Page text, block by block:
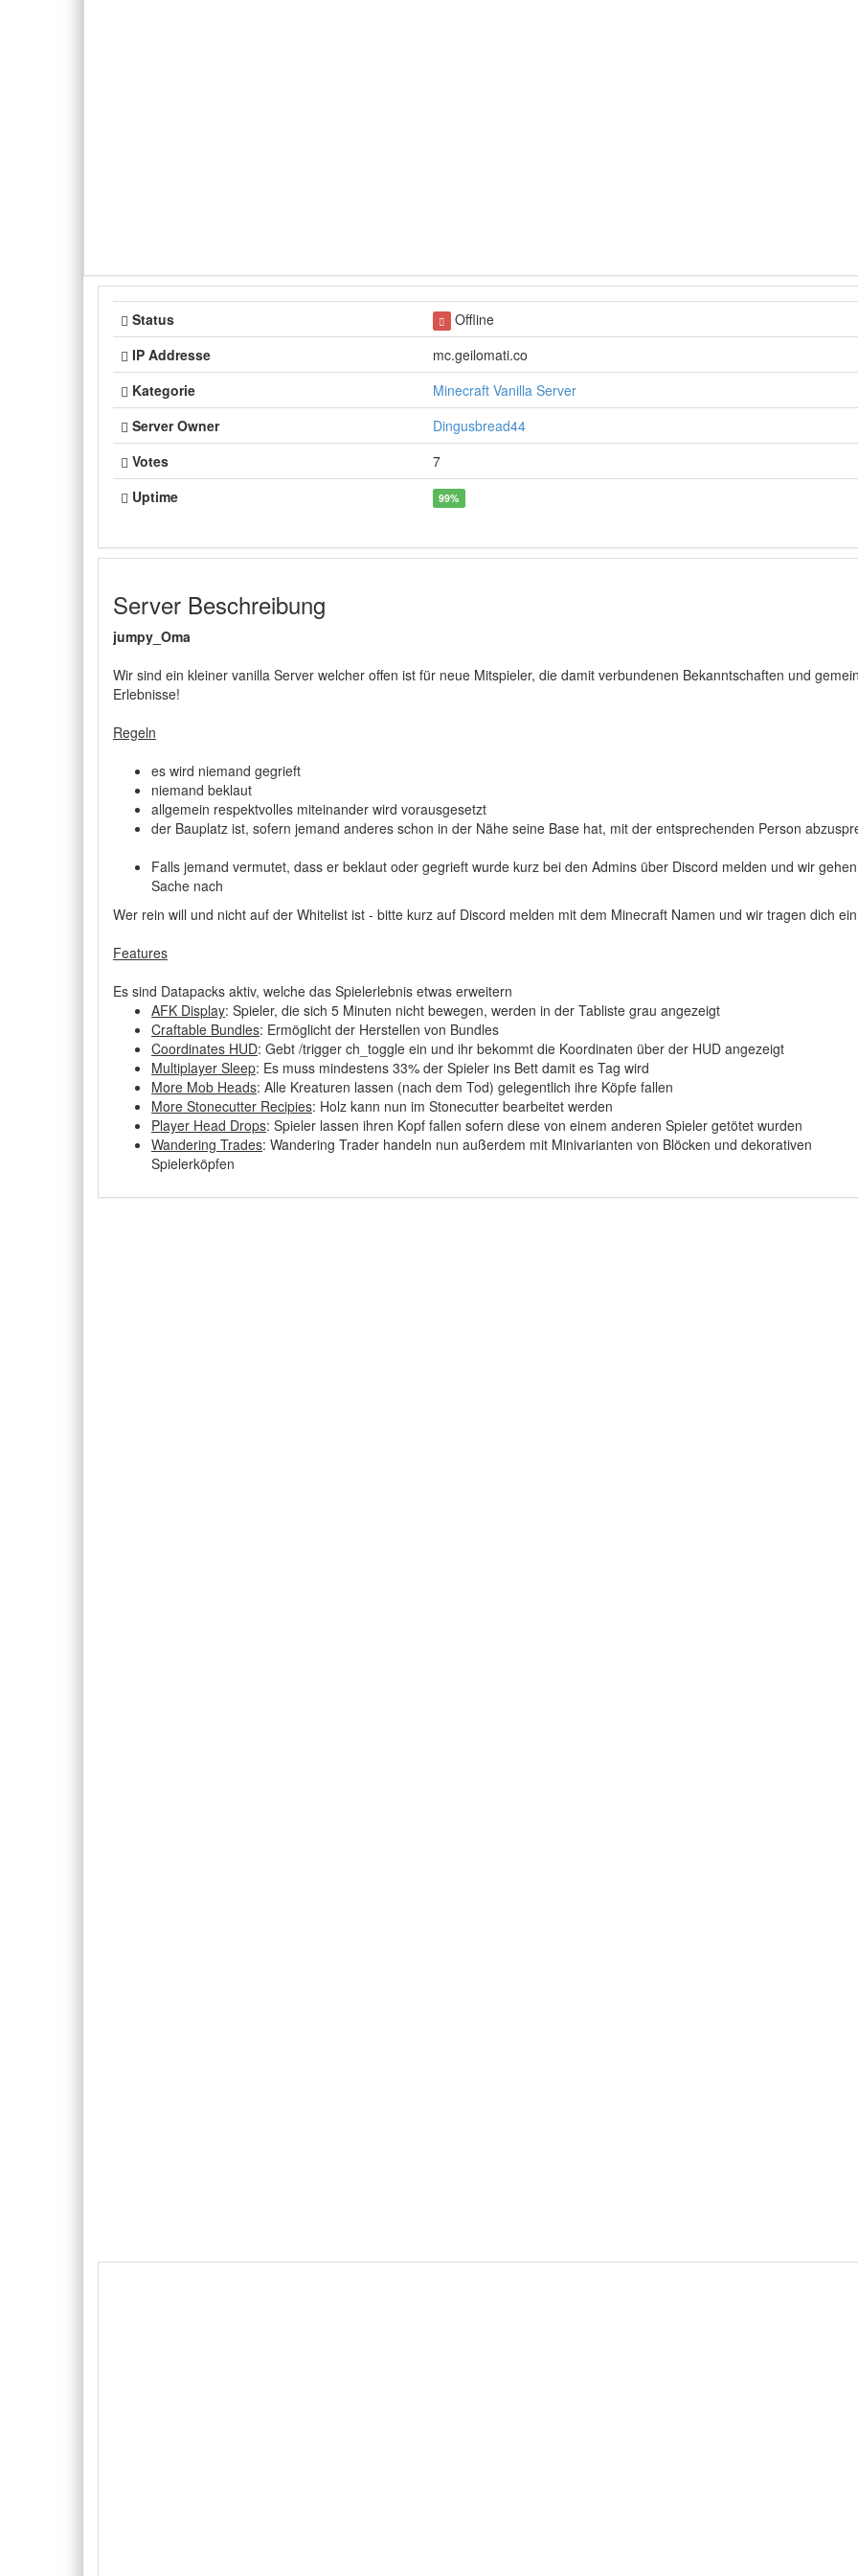
Status
Offline
IP Addresse
mc.geilomati.co
Kategorie
Minecraft Vanilla Server
Server Owner
Dingusbread44
Votes
7
Uptime
99%
Server Beschreibung
jumpy_Oma
Wir sind ein kleiner vanilla Server welcher offen ist für neue Mitspieler, die damit verbundenen Bekanntschaften und
Erlebnisse!
Regeln
es wird niemand gegrieft
niemand beklaut
allgemein respektvolles miteinander wird vorausgesetzt
der Bauplatz ist, sofern jemand anderes schon in der Nähe seine Base hat, mit der entsprechenden Person
Falls jemand vermutet, dass er beklaut oder gegrieft wurde kurz bei den Admins über Discord melden und wir
Sache nach
Wer rein will und nicht auf der Whitelist ist - bitte kurz auf Discord melden mit dem Minecraft Namen und wir tragen dich ein
Features
Es sind Datapacks aktiv, welche das Spielerlebnis etwas erweitern
AFK Display: Spieler, die sich 5 Minuten nicht bewegen, werden in der Tabliste grau angezeigt
Craftable Bundles: Ermöglicht der Herstellen von Bundles
Coordinates HUD: Gebt /trigger ch_toggle ein und ihr bekommt die Koordinaten über der HUD angezeigt
Multiplayer Sleep: Es muss mindestens 33% der Spieler ins Bett damit es Tag wird
More Mob Heads: Alle Kreaturen lassen (nach dem Tod) gelegentlich ihre Köpfe fallen
More Stonecutter Recipies: Holz kann nun im Stonecutter bearbeitet werden
Player Head Drops: Spieler lassen ihren Kopf fallen sofern diese von einem anderen Spieler getötet wurden
Wandering Trades: Wandering Trader handeln nun außerdem mit Minivarianten von Blöcken und dekorativen
Spielerköpfen